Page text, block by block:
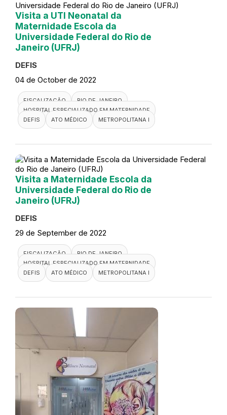
Visita a UTI Neonatal da
Maternidade Escola da
Universidade Federal do Rio de
Janeiro (UFRJ)
DEFIS
04 de October de 2022
FISCALIZAÇÃO
RIO DE JANEIRO
HOSPITAL ESPECIALIZADO EM MATERNIDADE
DEFIS
ATO MÉDICO METROPOLITANA I
Visita a Maternidade Escola da
Universidade Federal do Rio de
Janeiro (UFRJ)
DEFIS
29 de September de 2022
FISCALIZAÇÃO
RIO DE JANEIRO
HOSPITAL ESPECIALIZADO EM MATERNIDADE
DEFIS
ATO MÉDICO METROPOLITANA I